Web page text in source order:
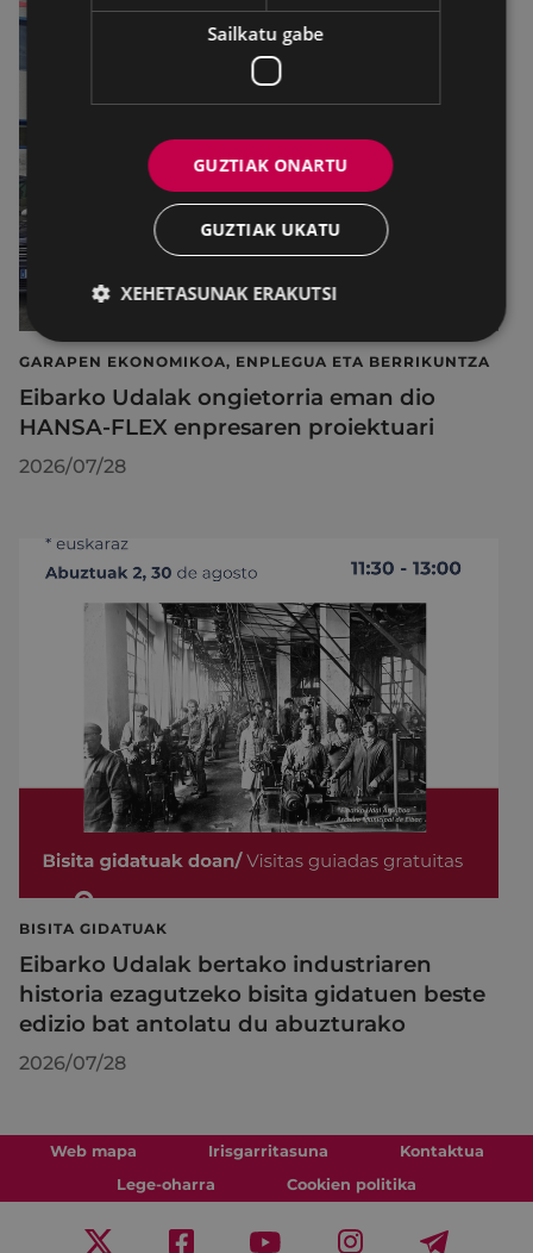
GARAPEN EKONOMIKOA, ENPLEGUA ETA BERRIKUNTZA
Eibarko Udalak ongietorria eman dio
HANSA-FLEX enpresaren proiektuari
2026/07/28
BISITA GIDATUAK
Eibarko Udalak bertako industriaren
historia ezagutzeko bisita gidatuen beste
edizio bat antolatu du abuzturako
2026/07/28
Web mapa Irisgarritasuna
Kontaktua
Lege-oharra
Cookien politika
Sailkatu gabe
GUZTIAK ONARTU
GUZTIAK UKATU
XEHETASUNAK ERAKUTSI